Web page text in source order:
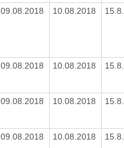
09.08.2018 10.08.2018
09.08.2018 10.08.2018
09.08.2018 10.08.2018
09.08.2018 10.08.2018